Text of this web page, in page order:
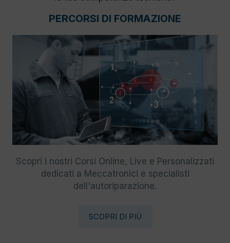
PERCORSI DI FORMAZIONE
Scopri i nostri Corsi Online, Live e Personalizzati
dedicati a Meccatronici e specialisti
dell'autoriparazione.
SCOPRI DI PIÙ